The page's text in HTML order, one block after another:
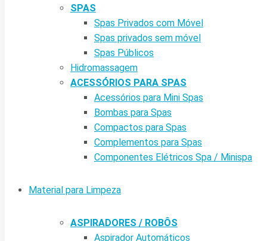
SPAS
Spas Privados com Móvel
Spas privados sem móvel
Spas Públicos
Hidromassagem
ACESSÓRIOS PARA SPAS
Acessórios para Mini Spas
Bombas para Spas
Compactos para Spas
Complementos para Spas
Componentes Elétricos Spa / Minispa
Material para Limpeza
ASPIRADORES / ROBÔS
Aspirador Automáticos